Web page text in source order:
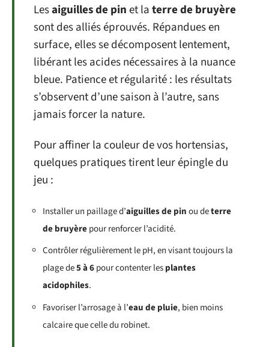
Lesaiguilles de pinet laterre de bruyère
sont des alliés éprouvés. Répandues en
surface, elles se décomposent lentement,
libérant les acides nécessaires à la nuance
bleue. Patience et régularité : les résultats
s’observent d’une saison à l’autre, sans
jamais forcer la nature.
Pour affiner la couleur de vos hortensias,
quelques pratiques tirent leur épingle du
jeu :
Installer un paillage d’aiguilles de pinou deterre
de bruyèrepour renforcer l’acidité.
Contrôler régulièrement le pH, en visant toujours la
plage de5 à 6pour contenter lesplantes
acidophiles.
Favoriser l’arrosage à l’eau de pluie, bien moins
calcaire que celle du robinet.